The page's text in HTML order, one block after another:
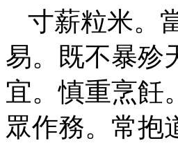
寸薪粒米。
易。既不暴殄
宜。慎重烹飪
眾作務。常抱